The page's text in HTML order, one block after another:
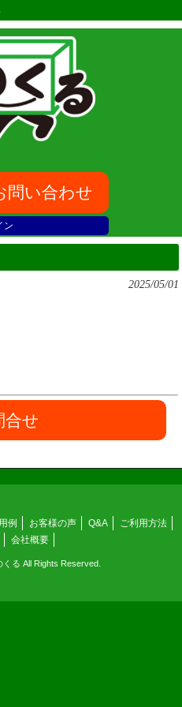
問い合わせ
ン
2025/05/01
合せ
例 お客様の声 Q&A
ご利用方法
会社概要
る All Rights Reserved.